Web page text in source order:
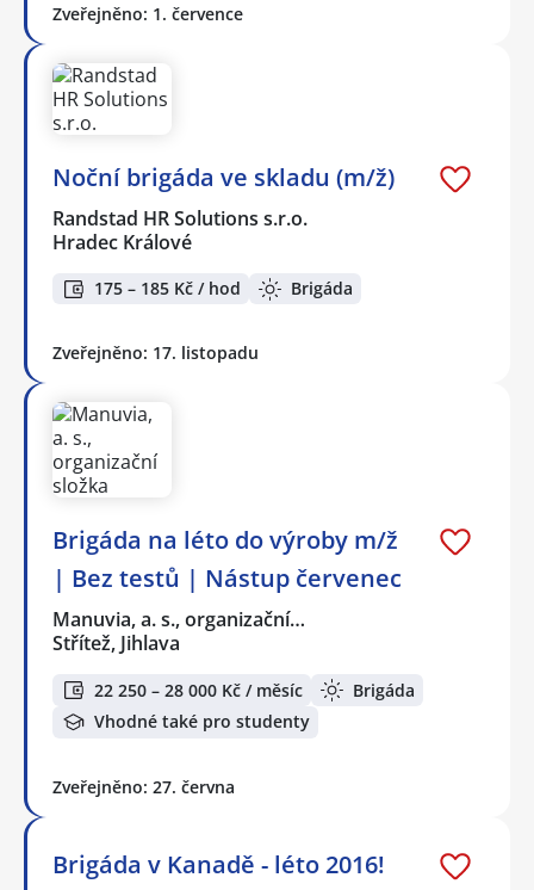
Zveřejněno: 1. července
Noční brigáda ve skladu (m/ž)
Randstad HR Solutions s.r.o.
Hradec Králové
175 – 185 Kč / hod Brigáda
Zveřejněno: 17. listopadu
Brigáda na léto do výroby m/ž
| Bez testů | Nástup červenec
Manuvia, a. s., organizační…
Střítež, Jihlava
22 250 – 28 000 Kč / měsíc
Brigáda
Vhodné také pro studenty
Zveřejněno: 27. června
Brigáda v Kanadě - léto 2016!